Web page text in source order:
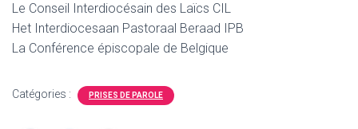
Le Conseil Interdiocésain des Laïcs CIL
Het Interdiocesaan Pastoraal Beraad IPB
La Conférence épiscopale de Belgique
Catégories : PRISES DE PAROLE